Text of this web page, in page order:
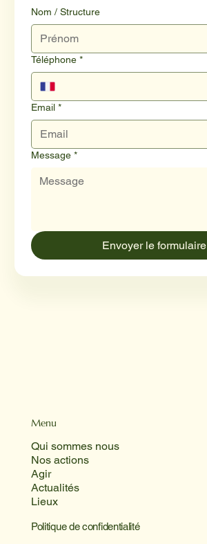
Menu
Qui sommes nous
Nos actions
Agir
Actualités
Lieux
Politique de confidentialité
Nom / Structure
Téléphone *
Email *
Message *
Envoyer le formulaire